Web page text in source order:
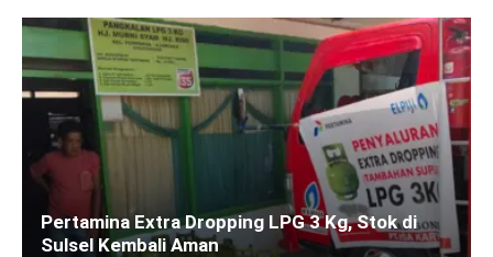
Pertamina Extra Dropping LPG 3 Kg, Stok di
Sulsel Kembali Aman